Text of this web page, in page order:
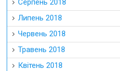
Серпень 2018
Липень 2018
Червень 2018
Травень 2018
Квітень 2018